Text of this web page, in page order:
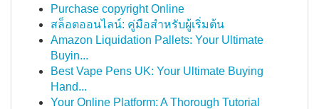
Purchase copyright Online
สล็อตออนไลน์: คู่มือสำหรับผู้เริ่มต้น
Amazon Liquidation Pallets: Your Ultimate
Buyin...
Best Vape Pens UK: Your Ultimate Buying
Hand...
Your Online Platform: A Thorough Tutorial